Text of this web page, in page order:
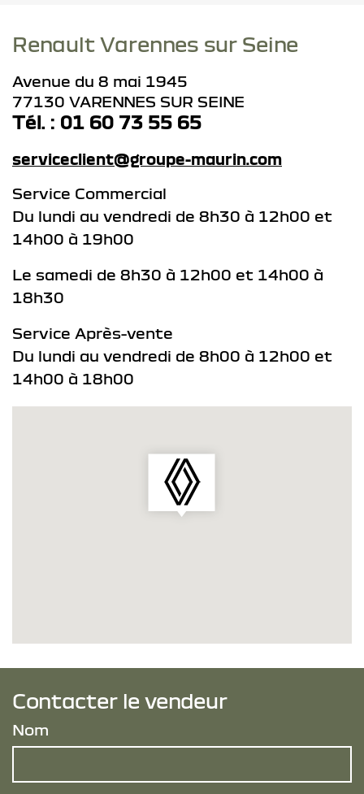
Renault Varennes sur Seine
Avenue du 8 mai 1945
77130 VARENNES SUR SEINE
Tél. : 01 60 73 55 65
serviceclient@groupe-maurin.com
Service Commercial
Du lundi au vendredi de 8h30 à 12h00 et
14h00 à 19h00
Le samedi de 8h30 à 12h00 et 14h00 à
18h30
Service Après-vente
Du lundi au vendredi de 8h00 à 12h00 et
14h00 à 18h00
Contacter le vendeur
Nom